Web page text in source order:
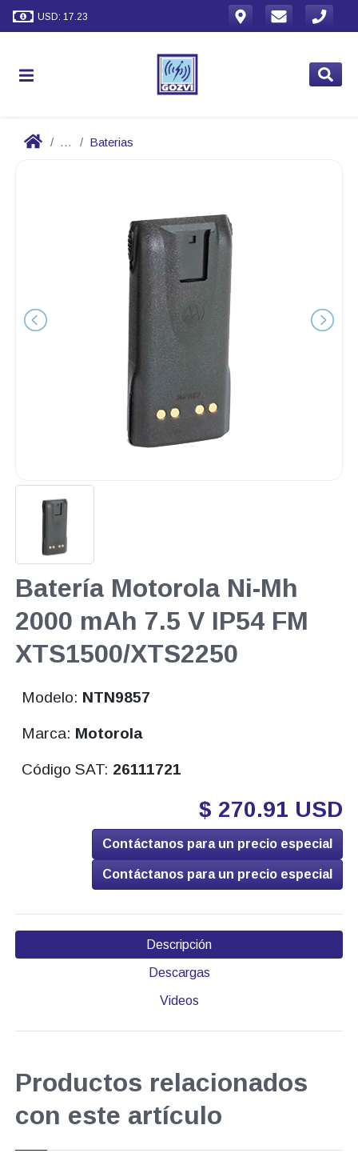
USD: 17.23
... Baterias
Batería Motorola Ni-Mh
2000 mAh 7.5 V IP54 FM
XTS1500/XTS2250
Modelo: NTN9857
Marca: Motorola
Código SAT: 26111721
$ 270.91 USD
Contáctanos para un precio especial
Contáctanos para un precio especial
Descripción
Descargas
Videos
Productos relacionados
con este artículo